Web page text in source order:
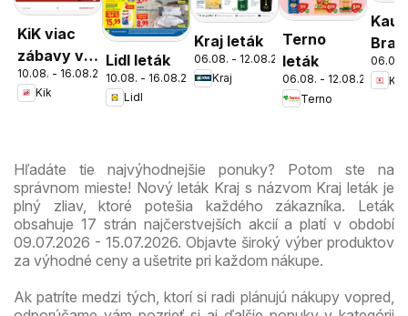
KiK viac
zábavy v
škole
10.08. - 16.08.2026
Kik
Lidl leták
10.08. - 16.08.2026
Lidl
Kraj leták
06.08. - 12.08.2026
Kraj
Terno
leták
06.08. - 12.08.2026
Terno
Nové
06.08.
Hľadáte tie najvýhodnejšie ponuky? Potom ste na
správnom mieste! Nový leták Kraj s názvom Kraj leták je
plný zliav, ktoré potešia každého zákazníka. Leták
obsahuje 17 strán najčerstvejších akcií a platí v období
09.07.2026 - 15.07.2026. Objavte široký výber produktov
za výhodné ceny a ušetrite pri každom nákupe.
Ak patríte medzi tých, ktorí si radi plánujú nákupy vopred,